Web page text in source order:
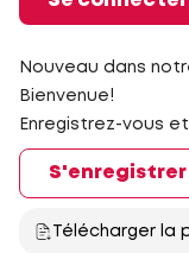
Nouveau dans
Bienvenue!
Enregistrez-vous
S'enregistrer
Télécharger la